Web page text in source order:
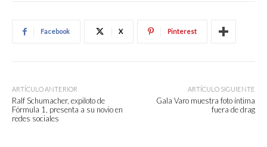
Facebook X Pinterest
ARTÍCULO ANTERIOR
Ralf Schumacher, expiloto de
Fórmula 1, presenta a su novio en
redes sociales
ARTÍCULO SIGUIENTE
Gala Varo muestra foto íntima
fuera de drag